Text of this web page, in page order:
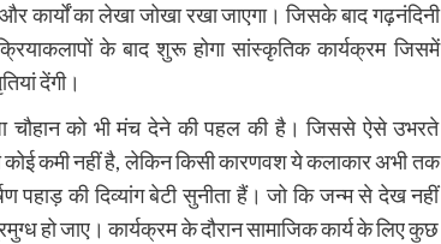
कार्यों का लेखा जोखा रखा जाएगा। जिसके बाद गढ़नंदिनी
के बाद शुरू होगा सांस्कृतिक कार्यक्रम जिसमें
देंगी।
चौहान को भी मंच देने की पहल की है। जिससे ऐसे उभरते
कमी नहीं है, लेकिन किसी कारणवश ये कलाकार अभी तक
की दिव्यांग बेटी सुनीता हैं। ​जो कि जन्म से देख नहीं
हो जाए। कार्यक्रम के दौरान सामाजिक कार्य के लिए कुछ